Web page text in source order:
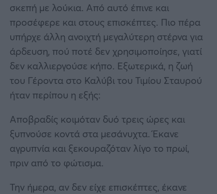
σκεπή με λούκια. Από αυτό έπινε και
προσέφερε και στους επισκέπτες. Πιο πέρα
υπήρχε άλλη ανοιχτή μεγαλύτερη στέρνα για
άρδευση, πού ποτέ δεν χρησιμοποίησε, γιατί
δεν καλλιεργούσε κήπο. Εξωτερικά, η ζωή
του Γέροντα στο Καλύβι του Τιμίου Σταυρού
ήταν περίπου η εξής:
Αποβραδίς κοιμόταν δυό τρεις ώρες και
ξυπνούσε κοντά στα μεσάνυχτα. Έκανε
αγρυπνία και ξεκουραζόταν λίγο το πρωί,
πριν από το φώτισμα.
Την ήμερα, αν δεν είχε επισκέπτες, έκανε